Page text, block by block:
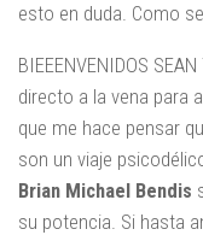
esto en duda. Como
BIEEENVENIDOS
directo a la vena para
que me hace pensar
son un viaje
Brian Michael Bendis
su potencia. Si hasta